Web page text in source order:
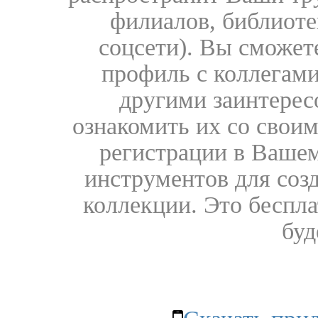
филиалов,
соцсети). Вы
профиль с
другими
ознакомить их со
регистрации в
инструментов для
коллекции. Это